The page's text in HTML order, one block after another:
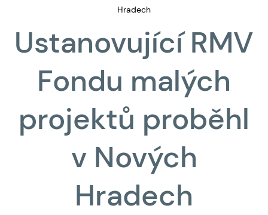
Hradech
Ustanovující RMV
Fondu malých
projektů proběhl
v Nových
Hradech